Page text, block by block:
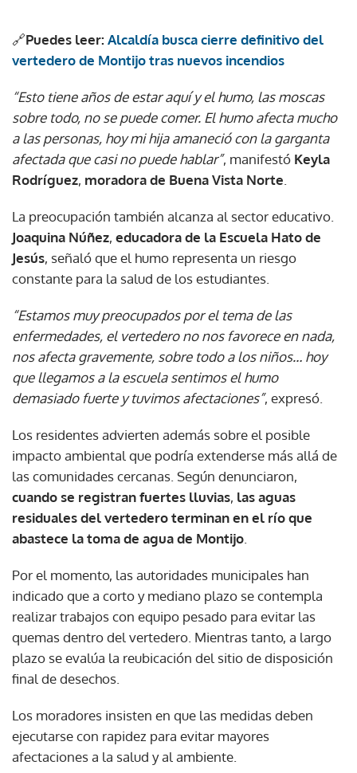
🔗Puedes leer: Alcaldía busca cierre definitivo del
vertedero de Montijo tras nuevos incendios
“Esto tiene años de estar aquí y el humo, las moscas
sobre todo, no se puede comer. El humo afecta mucho
a las personas, hoy mi hija amaneció con la garganta
afectada que casi no puede hablar”, manifestó Keyla
Rodríguez, moradora de Buena Vista Norte
La preocupación también alcanza al sector educativo.
Joaquina Núñez, educadora de la Escuela Hato de
Jesús, señaló que el humo representa un riesgo
constante para la salud de los estudiantes.
“Estamos muy preocupados por el tema de las
enfermedades, el vertedero no nos favorece en nada,
nos afecta gravemente, sobre todo a los niños… hoy
que llegamos a la escuela sentimos el humo
demasiado fuerte y tuvimos afectaciones”, expresó.
Los residentes advierten además sobre el posible
impacto ambiental que podría extenderse más allá de
las comunidades cercanas. Según denunciaron,
cuando se registran fuertes lluvias, las aguas
residuales del vertedero terminan en el río que
abastece la toma de agua de Montijo
Por el momento, las autoridades municipales han
indicado que a corto y mediano plazo se contempla
realizar trabajos con equipo pesado para evitar las
quemas dentro del vertedero. Mientras tanto, a largo
plazo se evalúa la reubicación del sitio de disposición
final de desechos.
Los moradores insisten en que las medidas deben
ejecutarse con rapidez para evitar mayores
afectaciones a la salud y al ambiente.